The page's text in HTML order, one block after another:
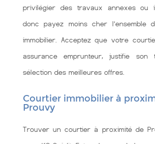
privilégier des travaux annexes ou
donc payez moins cher l’ensemble
immobilier. Acceptez que votre
assurance emprunteur, justifie
sélection des meilleures offres.
Courtier immobilier à
Prouvy
Trouver un courtier à proximité de